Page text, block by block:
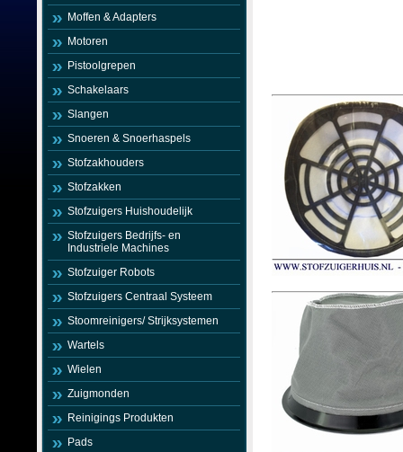
Moffen & Adapters
Motoren
Pistoolgrepen
Schakelaars
Slangen
Snoeren & Snoerhaspels
Stofzakhouders
Stofzakken
Stofzuigers Huishoudelijk
Stofzuigers Bedrijfs- en
Industriele Machines
Stofzuiger Robots
Stofzuigers Centraal Systeem
Stoomreinigers/ Strijksystemen
Wartels
Wielen
Zuigmonden
Reinigings Produkten
Pads